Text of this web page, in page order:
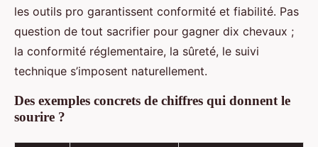
les outils pro garantissent conformité et fiabilité. Pas
question de tout sacrifier pour gagner dix chevaux ;
la conformité réglementaire, la sûreté, le suivi
technique s’imposent naturellement.
Des exemples concrets de chiffres qui donnent le
sourire ?